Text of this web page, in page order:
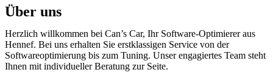
Über uns
Herzlich willkommen bei Can’s Car, Ihr Software-Optimierer aus
Hennef. Bei uns erhalten Sie erstklassigen Service von der
Softwareoptimierung bis zum Tuning. Unser engagiertes Team steht
Ihnen mit individueller Beratung zur Seite.